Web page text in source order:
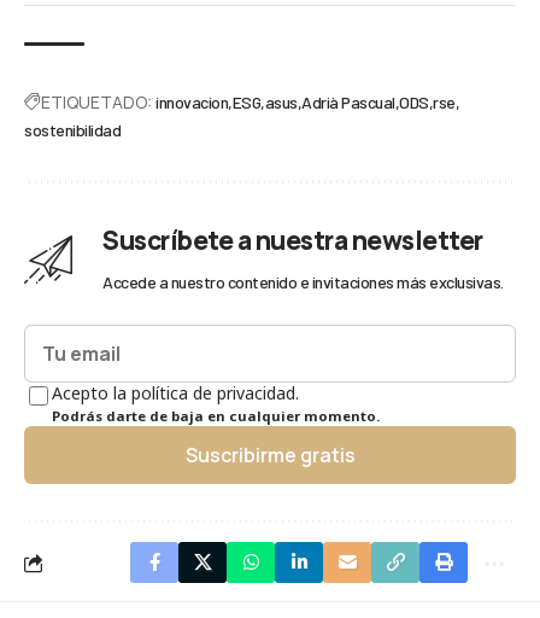
ETIQUETADO: innovacion ESG asus Adrià Pascual ODS rse
sostenibilidad
Suscríbete a nuestra newsletter
Accede a nuestro contenido e invitaciones más exclusivas.
Acepto la política de privacidad.
Podrás darte de baja en cualquier momento.
Suscribirme gratis